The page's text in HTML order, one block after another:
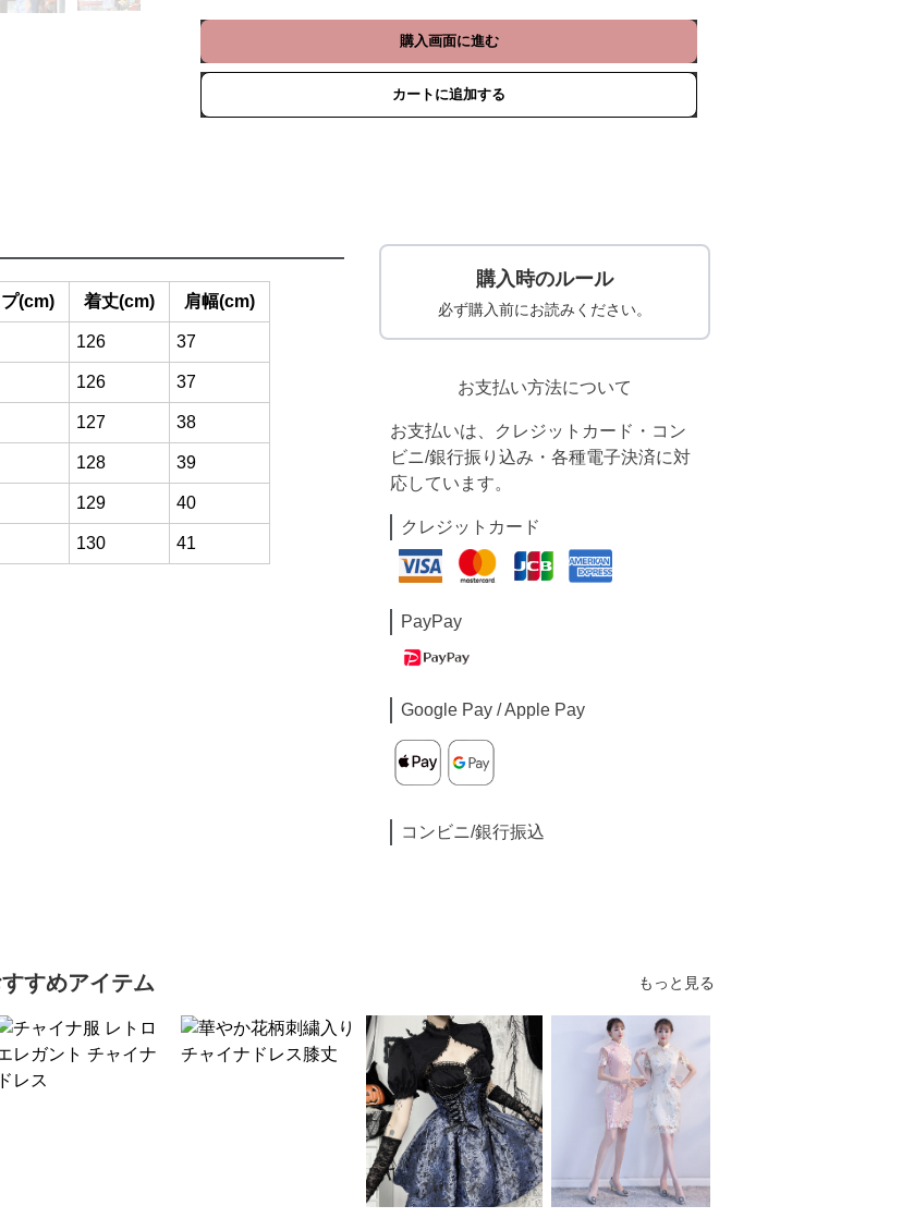
購入画面に進む
カートに追加する
プ(cm) 着丈(cm) 肩幅(cm)
126 37
126 37
127 38
128 39
129 40
130 41
購入時のルール
必ず購入前にお読みください。
お支払い方法について
お支払いは、クレジットカード・コン
ビニ/銀行振り込み・各種電子決済に対
応しています。
クレジットカード
PayPay
Google Pay / Apple Pay
コンビニ/銀行振込
すめアイテム もっと見る